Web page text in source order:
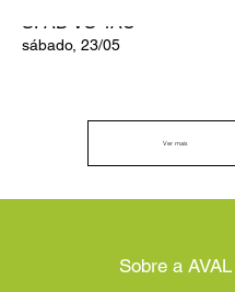
SFAD VS 4AC
sábado, 23/05
Ver mais
Sobre a AVAL